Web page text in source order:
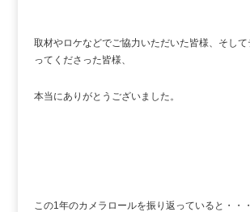
取材やロケなどでご協力いただいた皆様、そし
ってくださった皆様、
本当にありがとうございました。
この1年のカメラロールを振り返っていると・・・